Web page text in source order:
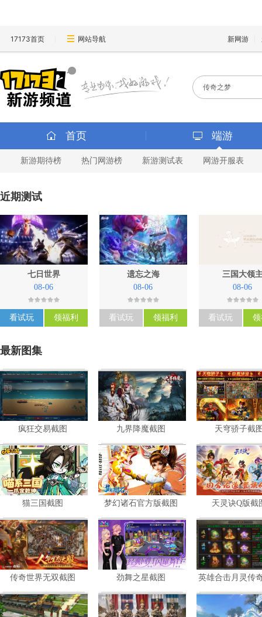
17173首页 网站导航 新网游
首页 端游
新游期待榜 热门网游榜 新游测试表 网游开服表
近期测试
七日世界
08-06
看试玩 领福利
遗忘之海
08-06
看试玩 领福利
三国大领
08-06
看试玩
最新图集
暂未评星
策略
共
5张
疯狂交易截图 暂未评星
共4张
九界降魔截图 暂未评星
共4张
天穹骄子截
暂未评星
共4张
猫三国截图 暂未评星
共4张
梦幻诸石官方版截图 暂未评星
共5 张
天灵诀Q版截
暂未评星
角色扮演
共6张
传奇世界无双截图
暂未评星
休闲竞技
共4 张
劲舞之星截图 暂未评星
张
英雄合击月灵传